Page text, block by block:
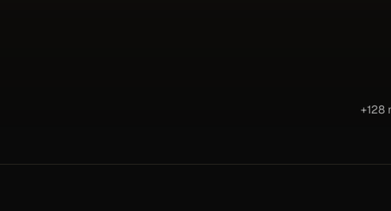
+128